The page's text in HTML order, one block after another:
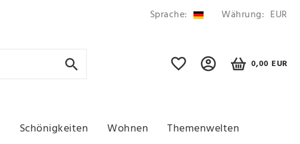
Sprache: Währung: EUR
0,00 EUR
Schönigkeiten Wohnen
Themenwelten